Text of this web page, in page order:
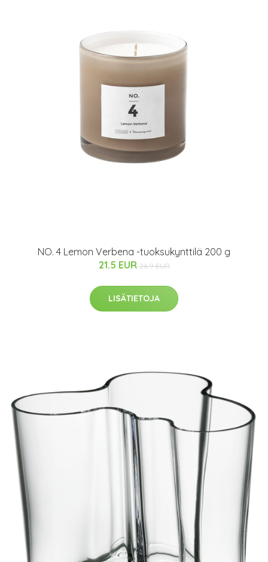
NO. 4 Lemon Verbena -tuoksukynttilä 200 g
21.5 EUR 26.9 EUR
LISÄTIETOJA